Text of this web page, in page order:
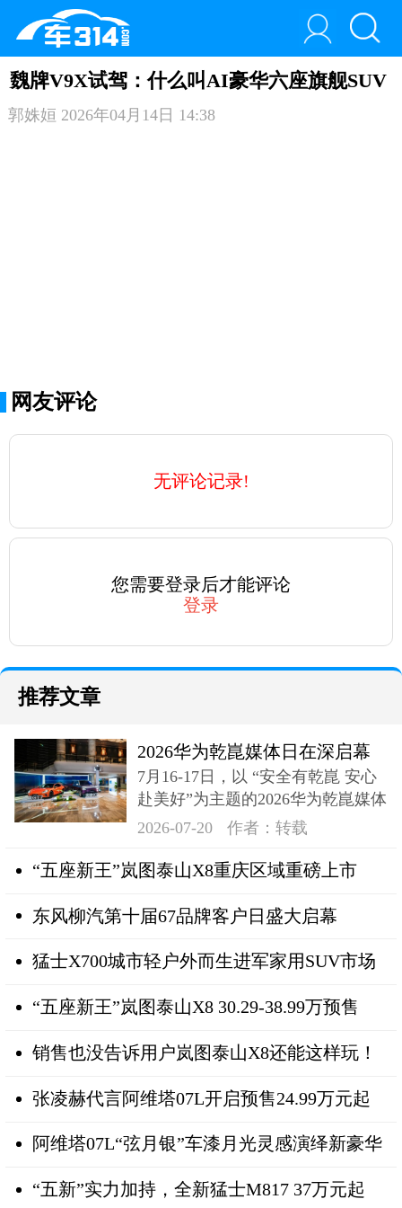
魏牌V9X试驾：什么叫AI豪华六座旗舰SUV
郭姝姮 2026年04月14日 14:38
网友评论
无评论记录!
您需要登录后才能评论
登录
推荐文章
2026华为乾崑媒体日在深启幕
奕境X9登场
7月16-17日，以 “安全有乾崑 安心
赴美好”为主题的2026华为乾崑媒体
日在深成功举办
2026-07-20 作者：转载
“五座新王”岚图泰山X8重庆区域重磅上市
东风柳汽第十届67品牌客户日盛大启幕
猛士X700城市轻户外而生进军家用SUV市场
“五座新王”岚图泰山X8 30.29-38.99万预售
销售也没告诉用户岚图泰山X8还能这样玩！
张凌赫代言阿维塔07L开启预售24.99万元起
阿维塔07L“弦月银”车漆月光灵感演绎新豪华
“五新”实力加持，全新猛士M817 37万元起